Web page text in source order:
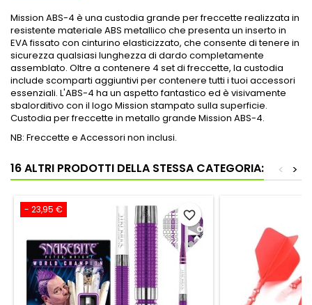
Mission ABS-4 è una custodia grande per freccette realizzata in
resistente materiale ABS metallico che presenta un inserto in
EVA fissato con cinturino elasticizzato, che consente di tenere in
sicurezza qualsiasi lunghezza di dardo completamente
assemblato. Oltre a contenere 4 set di freccette, la custodia
include scomparti aggiuntivi per contenere tutti i tuoi accessori
essenziali. L'ABS-4 ha un aspetto fantastico ed è visivamente
sbalorditivo con il logo Mission stampato sulla superficie.
Custodia per freccette in metallo grande Mission ABS-4.
NB: Freccette e Accessori non inclusi.
16 ALTRI PRODOTTI DELLA STESSA CATEGORIA: >
<
- 23,95 € favorite_border